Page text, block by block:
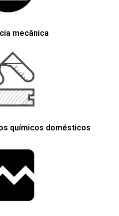
mecânica
químicos domésticos